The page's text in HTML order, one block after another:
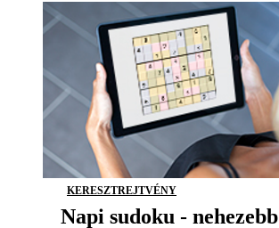
KERESZTREJTVÉNY
Napi sudoku - nehezebb